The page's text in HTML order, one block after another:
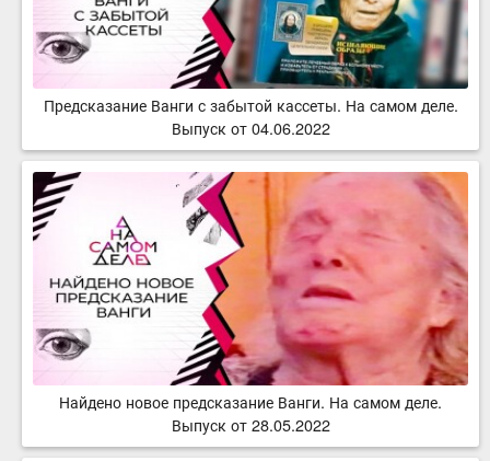
Предсказание Ванги с забытой кассеты. На самом деле.
Выпуск от 04.06.2022
Найдено новое предсказание Ванги. На самом деле.
Выпуск от 28.05.2022